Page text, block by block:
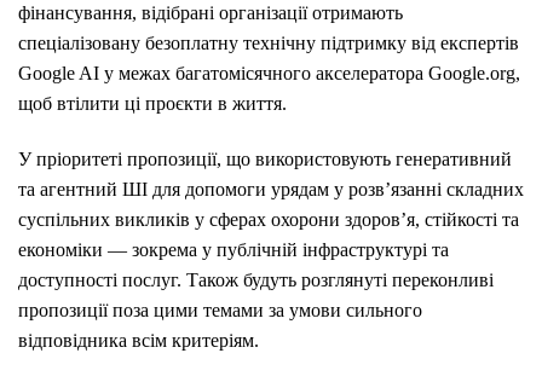
фінансування, відібрані організації отримають
спеціалізовану безоплатну технічну підтримку від експертів
Google AI у межах багатомісячного акселератора Google.org,
щоб втілити ці проєкти в життя.
У пріоритеті пропозиції, що використовують генеративний
та агентний ШІ для допомоги урядам у розв’язанні складних
суспільних викликів у сферах охорони здоров’я, стійкості та
економіки — зокрема у публічній інфраструктурі та
доступності послуг. Також будуть розглянуті переконливі
пропозиції поза цими темами за умови сильного
відповідника всім критеріям.